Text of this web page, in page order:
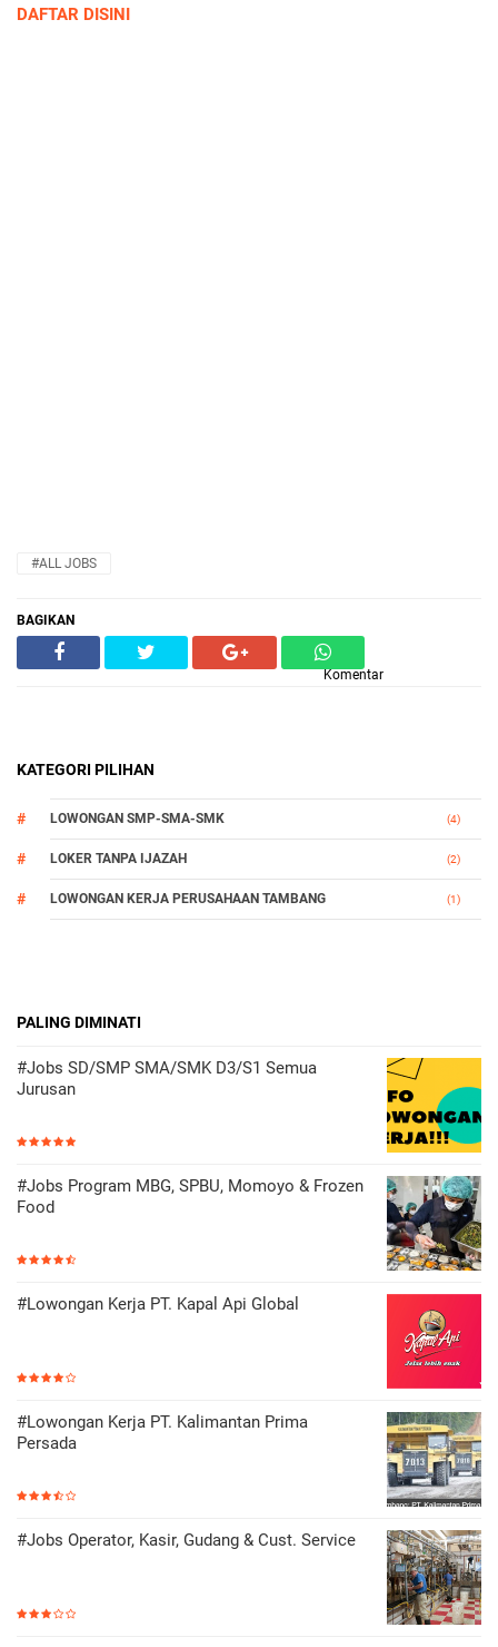
DAFTAR DISINI
#ALL JOBS
BAGIKAN
Komentar
KATEGORI PILIHAN
LOWONGAN SMP-SMA-SMK (4)
LOKER TANPA IJAZAH (2)
LOWONGAN KERJA PERUSAHAAN TAMBANG (1)
PALING DIMINATI
#Jobs SD/SMP SMA/SMK D3/S1 Semua
Jurusan
#Jobs Program MBG, SPBU, Momoyo & Frozen
Food
#Lowongan Kerja PT. Kapal Api Global
#Lowongan Kerja PT. Kalimantan Prima
Persada
#Jobs Operator, Kasir, Gudang & Cust. Service